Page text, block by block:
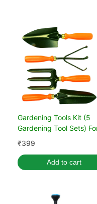
Gardening Tools Kit (5
Gardening Tool Sets)
Home Gardening
₹399
Add to cart